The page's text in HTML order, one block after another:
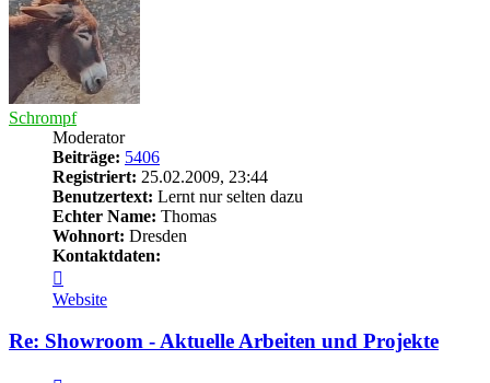
Schrompf
Moderator
Beiträge: 5406
Registriert: 25.02.2009, 23:44
Benutzertext: Lernt nur selten dazu
Echter Name: Thomas
Wohnort: Dresden
Kontaktdaten:
von
Schrompf
Website
Re: Showroom - Aktuelle Arbeiten und Projekte